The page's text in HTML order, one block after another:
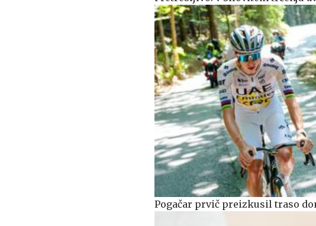
Pogačar prvič preizkusil traso